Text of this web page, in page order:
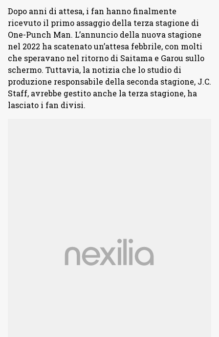
Dopo anni di attesa, i fan hanno finalmente
ricevuto il primo assaggio della terza stagione di
One-Punch Man. L’annuncio della nuova stagione
nel 2022 ha scatenato un’attesa febbrile, con molti
che speravano nel ritorno di Saitama e Garou sullo
schermo. Tuttavia, la notizia che lo studio di
produzione responsabile della seconda stagione, J.C.
Staff, avrebbe gestito anche la terza stagione, ha
lasciato i fan divisi.